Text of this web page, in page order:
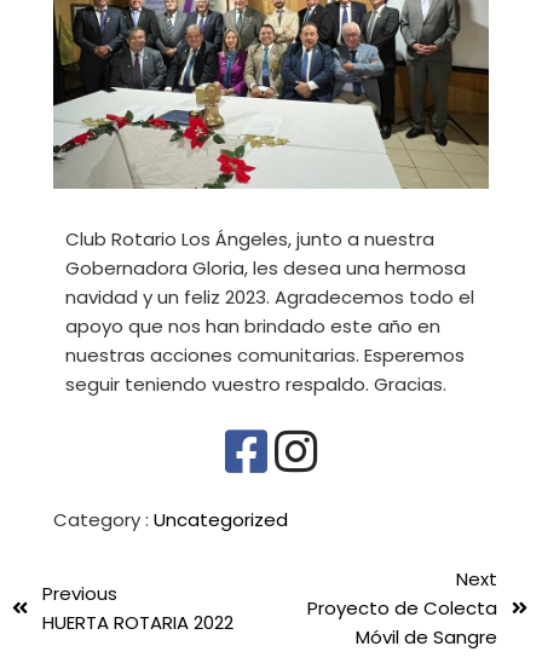
Club Rotario Los Ángeles, junto a nuestra
Gobernadora Gloria, les desea una hermosa
navidad y un feliz 2023. Agradecemos todo el
apoyo que nos han brindado este año en
nuestras acciones comunitarias. Esperemos
seguir teniendo vuestro respaldo. Gracias.
Category : Uncategorized
Previous
HUERTA ROTARIA 2022
Next
Proyecto de Colecta
Móvil de Sangre